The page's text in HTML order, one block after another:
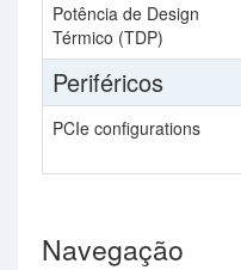
Potência de Design
Térmico (TDP)
Periféricos
PCIe configurations
Navegação